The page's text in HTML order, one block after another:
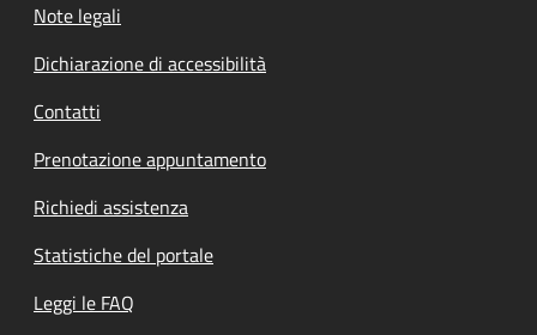
Note legali
Dichiarazione di accessibilità
Contatti
Prenotazione appuntamento
Richiedi assistenza
Statistiche del portale
Leggi le FAQ